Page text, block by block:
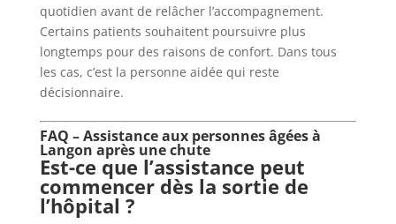
quotidien avant de relâcher l’accompagnement.
Certains patients souhaitent poursuivre plus
longtemps pour des raisons de confort. Dans tous
les cas, c’est la personne aidée qui reste
décisionnaire.
FAQ – Assistance aux personnes âgées à
Langon après une chute
Est-ce que l’assistance peut
commencer dès la sortie de
l’hôpital ?